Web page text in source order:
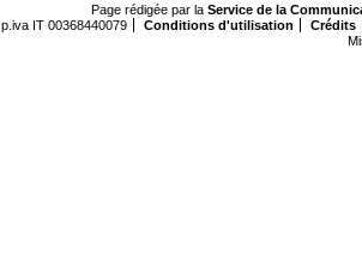
Page rédigée par la Service de la
p.iva IT 00368440079
Conditions d'utilisation
Crédits